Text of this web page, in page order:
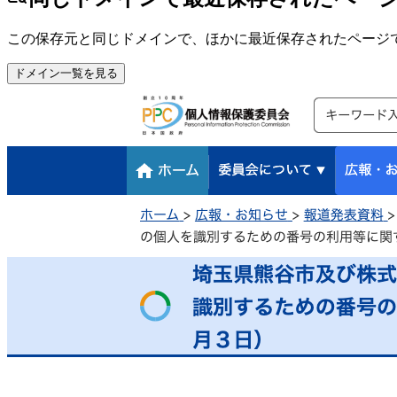
この保存元と同じドメインで、ほかに最近保存されたページ
ドメイン一覧を見る